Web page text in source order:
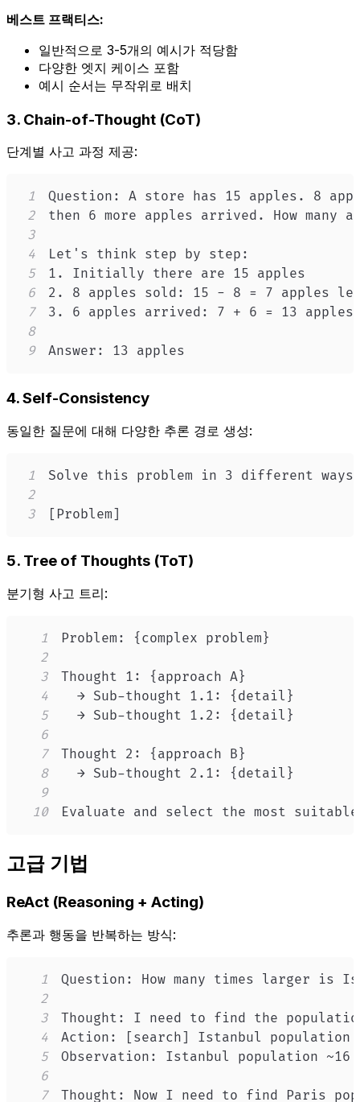
베스트 프랙티스:
일반적으로 3-5개의 예시가 적당함
다양한 엣지 케이스 포함
예시 순서는 무작위로 배치
3. Chain-of-Thought (CoT)
단계별 사고 과정 제공:
1
2
3
4
5
6
7
8
9
Answer: 13 apples
4. Self-Consistency
동일한 질문에 대해 다양한 추론 경로 생성:
1
2
3
[Problem]
5. Tree of Thoughts (ToT)
분기형 사고 트리:
1
2
3
4
5
6
7
8
9
10
Evaluate and select the most
고급 기법
ReAct (Reasoning + Acting)
추론과 행동을 반복하는 방식:
1
2
3
4
5
6
7